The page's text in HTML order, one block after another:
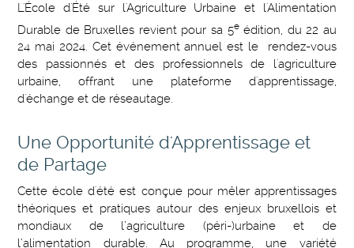
L'École d'Été sur l'Agriculture Urbaine et l'Alimentation
Durable de Bruxelles revient pour sa 5eédition, du 22 au
24 mai 2024. Cet événement annuel est le rendez-vous
des passionnés et des professionnels de l'agriculture
urbaine, offrant une plateforme d'apprentissage,
d'échange et de réseautage.
Une Opportunité d'Apprentissage et
de Partage
Cette école d'été est conçue pour mêler apprentissages
théoriques et pratiques autour des enjeux bruxellois et
mondiaux de l’agriculture (péri-)urbaine et de
l’alimentation durable. Au programme, une variété